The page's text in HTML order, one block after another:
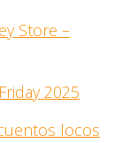
Store –
2025
locos